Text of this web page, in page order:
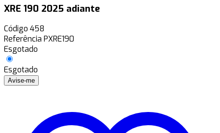
XRE 190 2025 adiante
Código 458
Referência PXRE190
Esgotado
Esgotado
Avise-me